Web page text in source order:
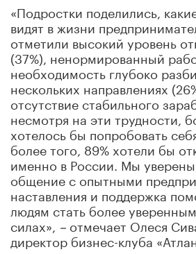
«Подростки поделились,
видят в жизни
отметили высокий уровень
(37%), ненормированный
необходимость глубоко
нескольких направлениях
отсутствие стабильного
несмотря на эти трудности,
хотелось бы попробовать
более того, 89% хотели бы
именно в России. Мы
общение с опытными
наставления и поддержка
людям стать более
силах», – отмечает Олеся
директор бизнес-клуба